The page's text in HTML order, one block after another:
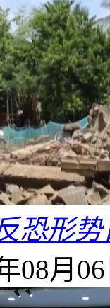
恐形
08月